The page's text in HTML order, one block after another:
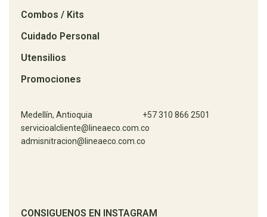
Combos / Kits
Cuidado Personal
Utensilios
Promociones
Medellín, Antioquia +57 310 866 2501
servicioalcliente@lineaeco.com.co
admisnitracion@lineaeco.com.co
CONSIGUENOS EN INSTAGRAM